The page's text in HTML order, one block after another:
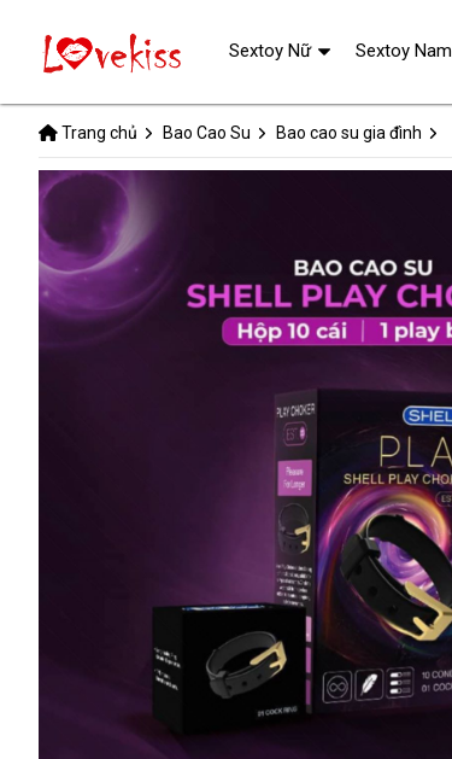
Trang chủ Bao Cao Su Bao cao su gia đình
Sextoy Nữ Sextoy Nam